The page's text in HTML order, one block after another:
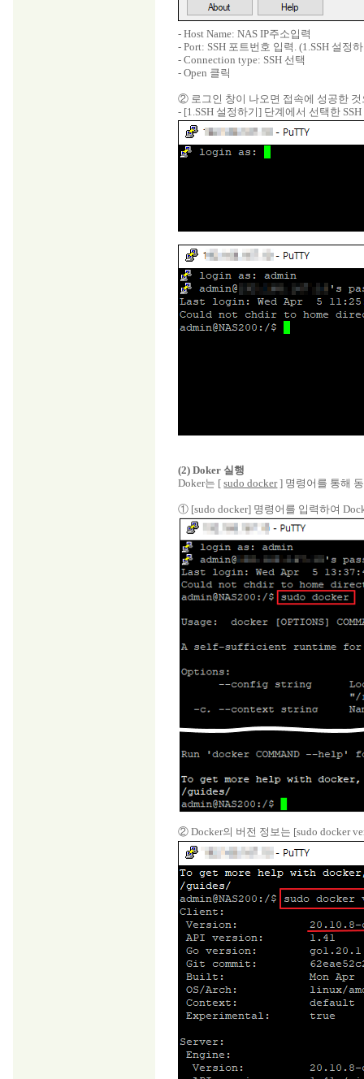
- Host Name: NAS IP주소입력
- Port: SSH 포트번호 입력. (1.SSH 설정
- Connection type: SSH 선택
- Open 클릭
② 로그인 창이 나오면 접속에 성공한
- [1.SSH 설정하기] 단계에서 선택한
(2) Doker 실행
Doker는 [sudo docker] 명령어를 통해
① [sudo docker] 명령어를 입력하여
② Docker의 버전 정보는 [sudo docker